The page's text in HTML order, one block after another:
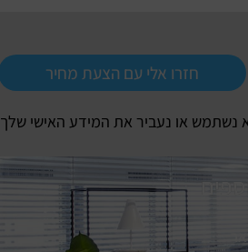
חזרו אלי עם הצעת מחיר
נשתמש או נעביר את המידע האישי שלך